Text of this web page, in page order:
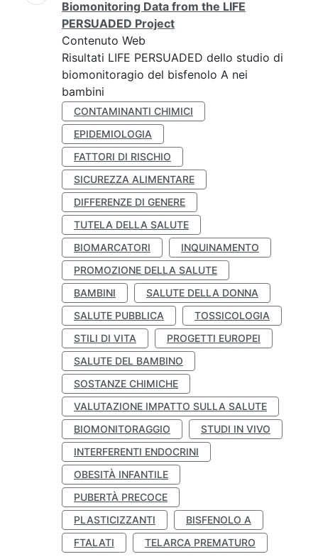
Biomonitoring Data from the LIFE
PERSUADED Project
Contenuto Web
Risultati LIFE PERSUADED dello studio di
biomonitoragio del bisfenolo A nei
bambini
CONTAMINANTI CHIMICI
EPIDEMIOLOGIA
FATTORI DI RISCHIO
SICUREZZA ALIMENTARE
DIFFERENZE DI GENERE
TUTELA DELLA SALUTE
BIOMARCATORI
INQUINAMENTO
PROMOZIONE DELLA SALUTE
BAMBINI
SALUTE DELLA DONNA
SALUTE PUBBLICA
TOSSICOLOGIA
STILI DI VITA
PROGETTI EUROPEI
SALUTE DEL BAMBINO
SOSTANZE CHIMICHE
VALUTAZIONE IMPATTO SULLA SALUTE
BIOMONITORAGGIO
STUDI IN VIVO
INTERFERENTI ENDOCRINI
OBESITÀ INFANTILE
PUBERTÀ PRECOCE
PLASTICIZZANTI
BISFENOLO A
FTALATI
TELARCA PREMATURO